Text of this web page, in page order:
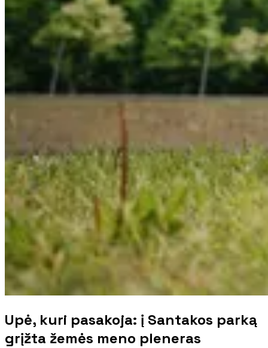
Upė, kuri pasakoja: į Santakos parką
grįžta žemės meno pleneras